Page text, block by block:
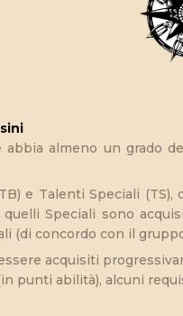
almeno un grado
e Talenti Speciali
Speciali sono
(di concordo con il
acquisiti
punti abilità), alcuni